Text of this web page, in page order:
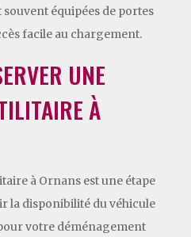
équipées de portes
facile au chargement.
UNE
À
à Ornans est une étape
la disponibilité du véhicule
votre déménagement